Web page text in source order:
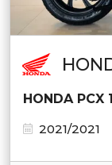
HONDA PCX
2021/2021